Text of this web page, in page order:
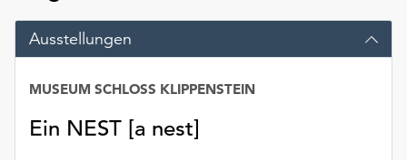
Einverständnis
weiterhin
Sie
Ausstellungen
Ein NEST [a nest]
MUSEUM SCHLOSS KLIPPENSTEIN